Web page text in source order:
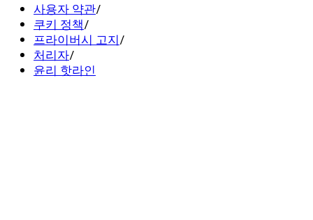
사용자 약관/
쿠키 정책/
프라이버시 고지/
처리자/
윤리 핫라인